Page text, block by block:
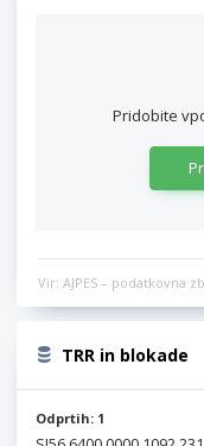
Pridobite
Vir: AJPES – podatkovna
TRR in blokade
Odprtih: 1